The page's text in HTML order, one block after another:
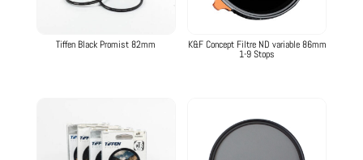
Tiffen Black Promist 82mm K&F Concept Filtre ND variable 86mm
1-9 Stops